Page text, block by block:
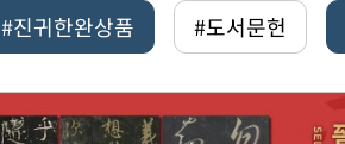
#진귀한완상품 #도서문헌